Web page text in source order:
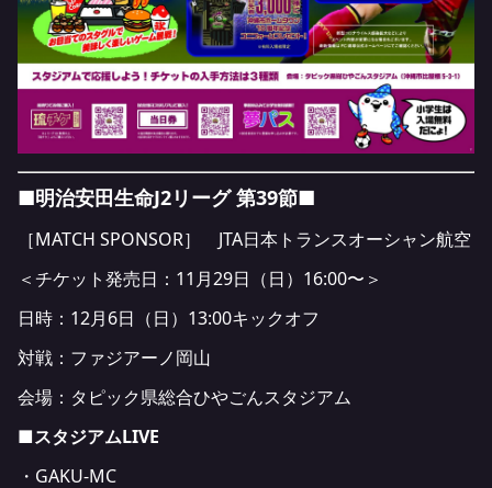
■明治安田生命J2リーグ 第39節■
［MATCH SPONSOR］ JTA日本トランスオーシャン航空
＜チケット発売日：11月29日（日）16:00〜＞
日時：12月6日（日）13:00キックオフ
対戦：ファジアーノ岡山
会場：タピック県総合ひやごんスタジアム
■スタジアムLIVE
・GAKU-MC